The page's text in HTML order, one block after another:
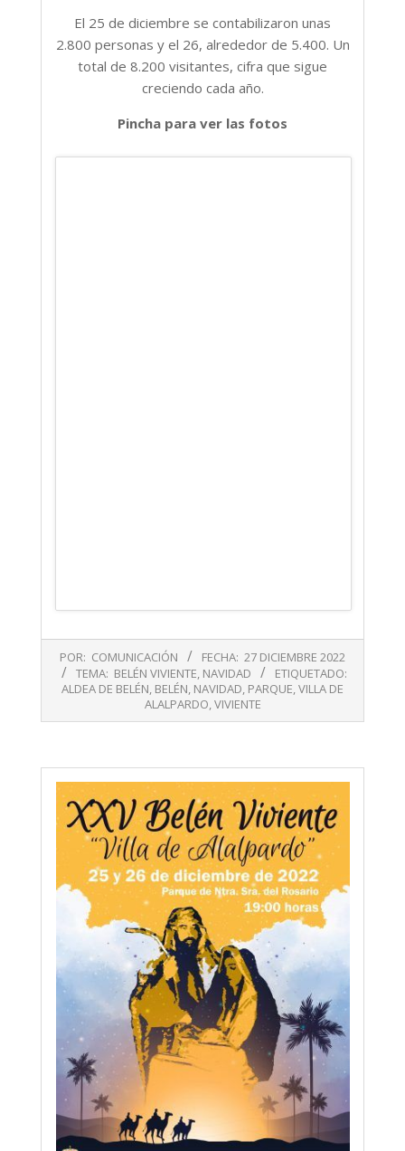
El 25 de diciembre se contabilizaron unas
2.800 personas y el 26, alrededor de 5.400. Un
total de 8.200 visitantes, cifra que sigue
creciendo cada año.
Pincha para ver las fotos
12-
POR: COMUNICACIÓN FECHA: 27 DICIEMBRE 2022
TEMA: BELÉN VIVIENTE, NAVIDAD
ETIQUETADO:
ALDEA DE BELÉN, BELÉN, NAVIDAD, PARQUE,VILLA DE
ALALPARDO,VIVIENTE